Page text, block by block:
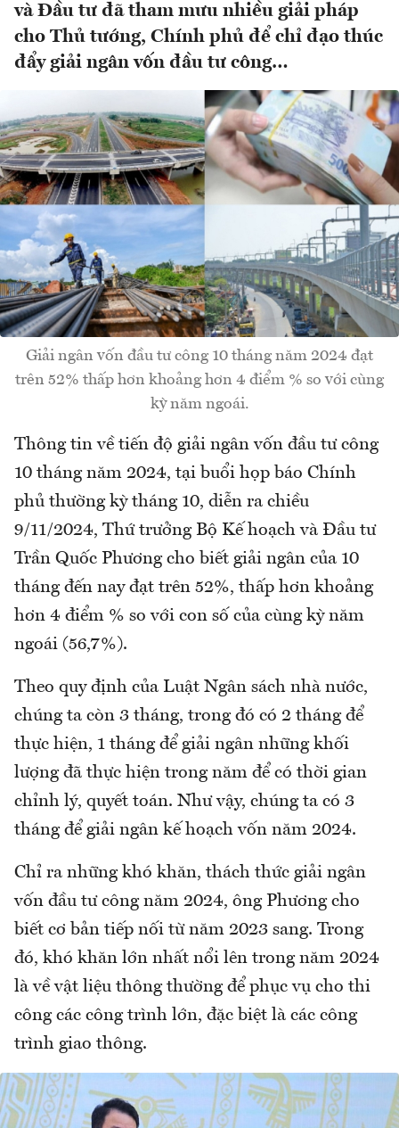
và Đầu tư đã tham mưu nhiều giải pháp
cho Thủ tướng, Chính phủ để chỉ đạo thúc
đẩy giải ngân vốn đầu tư công…
Giải ngân vốn đầu tư công 10 tháng năm 2024 đạt
trên 52% thấp hơn khoảng hơn 4 điểm % so với cùng
kỳ năm ngoái.
Thông tin về tiến độ giải ngân vốn đầu tư công
10 tháng năm 2024, tại buổi họp báo Chính
phủ thường kỳ tháng 10, diễn ra chiều
9/11/2024, Thứ trưởng Bộ Kế hoạch và Đầu tư
Trần Quốc Phương cho biết giải ngân của 10
tháng đến nay đạt trên 52%, thấp hơn khoảng
hơn 4 điểm % so với con số của cùng kỳ năm
ngoái (56,7%).
Theo quy định của Luật Ngân sách nhà nước,
chúng ta còn 3 tháng, trong đó có 2 tháng để
thực hiện, 1 tháng để giải ngân những khối
lượng đã thực hiện trong năm để có thời gian
chỉnh lý, quyết toán. Như vậy, chúng ta có 3
tháng để giải ngân kế hoạch vốn năm 2024.
Chỉ ra những khó khăn, thách thức giải ngân
vốn đầu tư công năm 2024, ông Phương cho
biết cơ bản tiếp nối từ năm 2023 sang. Trong
đó, khó khăn lớn nhất nổi lên trong năm 2024
là về vật liệu thông thường để phục vụ cho thi
công các công trình lớn, đặc biệt là các công
trình giao thông.